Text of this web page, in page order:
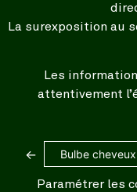
La surexposition au
Les
attentivement
← Bulbe cheveux
Paramétrer les